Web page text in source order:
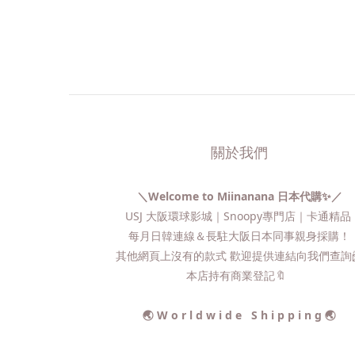
關於我們
＼Welcome to Miinanana 日本代購✨／
USJ 大阪環球影城｜Snoopy專門店｜卡通精
每月日韓連線＆長駐大阪日本同事親身採購！
其他網頁上沒有的款式 歡迎提供連結向我們查詢
本店持有商業登記🔖
🌏 W o r l d w i d e S h i p p i n g 🌏